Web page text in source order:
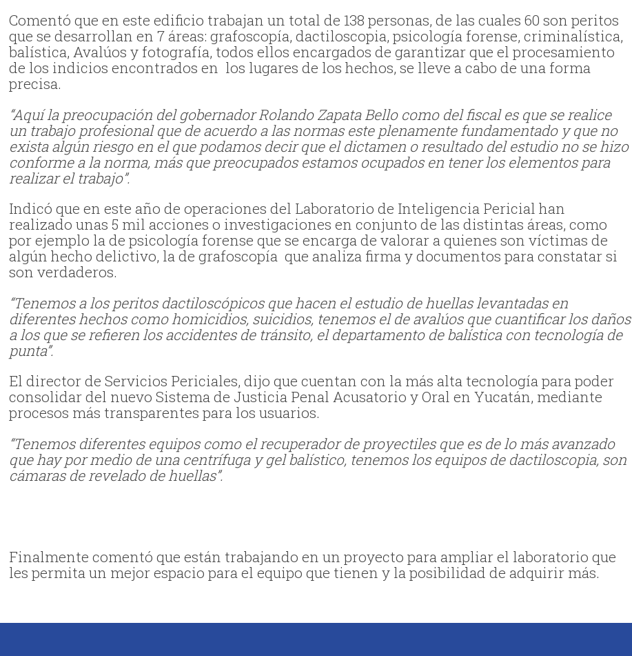
Comentó que en este edificio trabajan un total de 138 personas, de las cuales 60 son peritos
que se desarrollan en 7 áreas: grafoscopía, dactiloscopia, psicología forense, criminalística,
balística, Avalúos y fotografía, todos ellos encargados de garantizar que el procesamiento
de los indicios encontrados en los lugares de los hechos, se lleve a cabo de una forma
precisa.
“Aquí la preocupación del gobernador Rolando Zapata Bello como del fiscal es que se realice
un trabajo profesional que de acuerdo a las normas este plenamente fundamentado y que no
exista algún riesgo en el que podamos decir que el dictamen o resultado del estudio no se hizo
conforme a la norma, más que preocupados estamos ocupados en tener los elementos para
realizar el trabajo”.
Indicó que en este año de operaciones del Laboratorio de Inteligencia Pericial han
realizado unas 5 mil acciones o investigaciones en conjunto de las distintas áreas, como
por ejemplo la de psicología forense que se encarga de valorar a quienes son víctimas de
algún hecho delictivo, la de grafoscopía que analiza firma y documentos para constatar si
son verdaderos.
“Tenemos a los peritos dactiloscópicos que hacen el estudio de huellas levantadas en
diferentes hechos como homicidios, suicidios, tenemos el de avalúos que cuantificar los daños
a los que se refieren los accidentes de tránsito, el departamento de balística con tecnología de
punta”.
El director de Servicios Periciales, dijo que cuentan con la más alta tecnología para poder
consolidar del nuevo Sistema de Justicia Penal Acusatorio y Oral en Yucatán, mediante
procesos más transparentes para los usuarios.
“Tenemos diferentes equipos como el recuperador de proyectiles que es de lo más avanzado
que hay por medio de una centrífuga y gel balístico, tenemos los equipos de dactiloscopia, son
cámaras de revelado de huellas”.
Finalmente comentó que están trabajando en un proyecto para ampliar el laboratorio que
les permita un mejor espacio para el equipo que tienen y la posibilidad de adquirir más.